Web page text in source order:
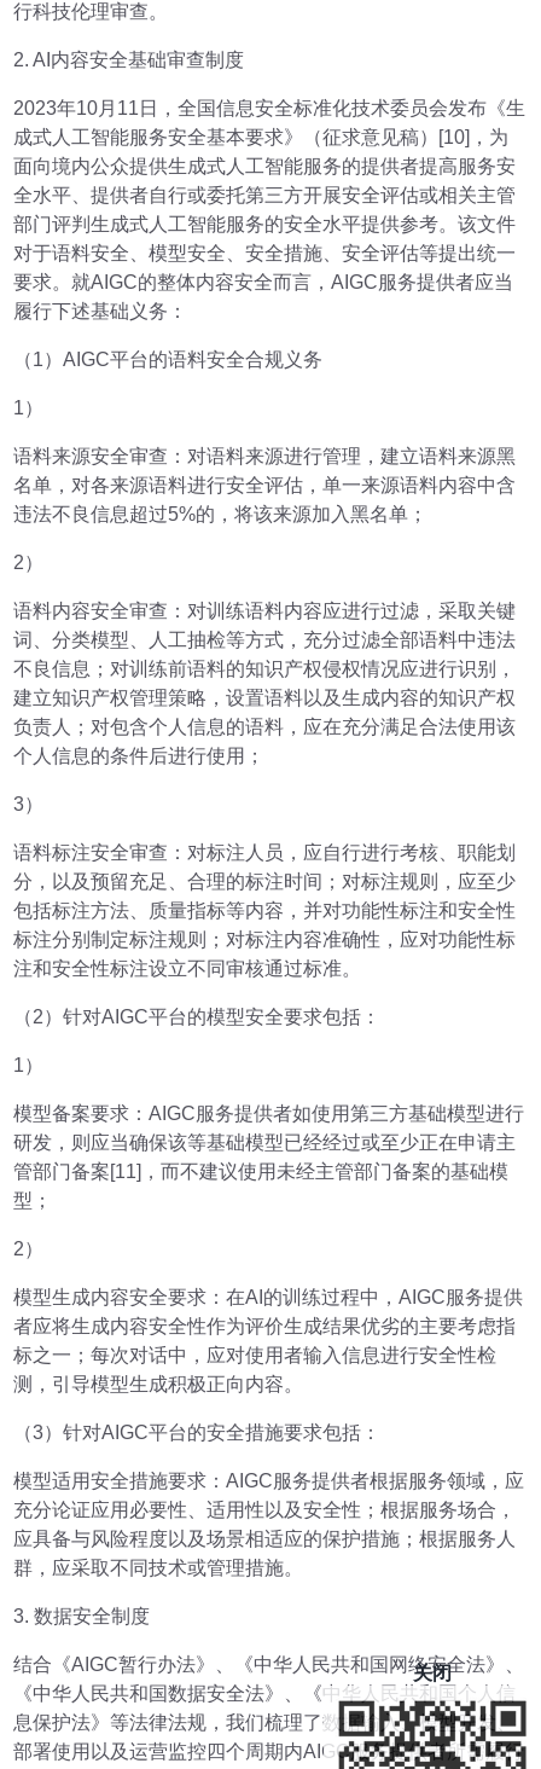
行科技伦理审查。
2. AI内容安全基础审查制度
2023年10月11日，全国信息安全标准化技术委员会发布《生
成式人工智能服务安全基本要求》（征求意见稿）[10]，为
面向境内公众提供生成式人工智能服务的提供者提高服务安
全水平、提供者自行或委托第三方开展安全评估或相关主管
部门评判生成式人工智能服务的安全水平提供参考。该文件
对于语料安全、模型安全、安全措施、安全评估等提出统一
要求。就AIGC的整体内容安全而言，AIGC服务提供者应当
履行下述基础义务：
（1）AIGC平台的语料安全合规义务
1）
语料来源安全审查：对语料来源进行管理，建立语料来源黑
名单，对各来源语料进行安全评估，单一来源语料内容中含
违法不良信息超过5%的，将该来源加入黑名单；
2）
语料内容安全审查：对训练语料内容应进行过滤，采取关键
词、分类模型、人工抽检等方式，充分过滤全部语料中违法
不良信息；对训练前语料的知识产权侵权情况应进行识别，
建立知识产权管理策略，设置语料以及生成内容的知识产权
负责人；对包含个人信息的语料，应在充分满足合法使用该
个人信息的条件后进行使用；
3）
语料标注安全审查：对标注人员，应自行进行考核、职能划
分，以及预留充足、合理的标注时间；对标注规则，应至少
包括标注方法、质量指标等内容，并对功能性标注和安全性
标注分别制定标注规则；对标注内容准确性，应对功能性标
注和安全性标注设立不同审核通过标准。
（2）针对AIGC平台的模型安全要求包括：
1）
模型备案要求：AIGC服务提供者如使用第三方基础模型进行
研发，则应当确保该等基础模型已经经过或至少正在申请主
管部门备案[11]，而不建议使用未经主管部门备案的基础模
型；
2）
模型生成内容安全要求：在AI的训练过程中，AIGC服务提供
者应将生成内容安全性作为评价生成结果优劣的主要考虑指
标之一；每次对话中，应对使用者输入信息进行安全性检
测，引导模型生成积极正向内容。
（3）针对AIGC平台的安全措施要求包括：
模型适用安全措施要求：AIGC服务提供者根据服务领域，应
充分论证应用必要性、适用性以及安全性；根据服务场合，
应具备与风险程度以及场景相适应的保护措施；根据服务人
群，应采取不同技术或管理措施。
3. 数据安全制度
结合《AIGC暂行办法》、《中华人民共和国网络安全法》、
《中华人民共和国数据安全法》、《中华人民共和国个人信
息保护法》等法律法规，我们梳理了数据输入、模型开发、
部署使用以及运营监控四个周期内AIGC服务提供者所需履行
关闭